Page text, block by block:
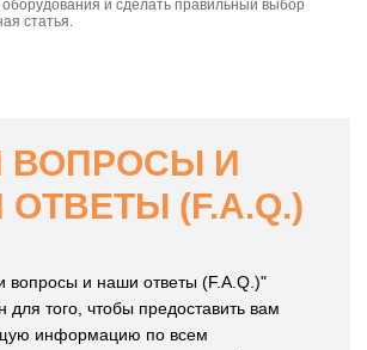
и сделать правильный выбор
статья.
ВОПРОСЫ И
(F.A.Q.)
вопросы и наши ответы (F.A.Q.)"
для того, чтобы предоставить вам
информацию по всем